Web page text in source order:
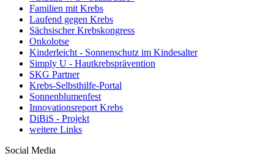
Familien mit Krebs
Laufend gegen Krebs
Sächsischer Krebskongress
Onkolotse
Kinderleicht - Sonnenschutz im Kindesalter
Simply U - Hautkrebsprävention
SKG Partner
Krebs-Selbsthilfe-Portal
Sonnenblumenfest
Innovationsreport Krebs
DiBiS - Projekt
weitere Links
Social Media